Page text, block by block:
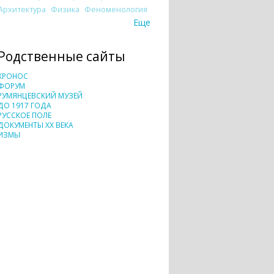
Физика Феноменология
Еще
сайты
МУЗЕЙ
1917 ГОДА
ПОЛЕ
XX ВЕКА